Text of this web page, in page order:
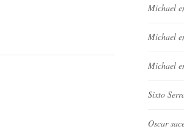
Michael
Michael
Michael
Sixto
Oscar